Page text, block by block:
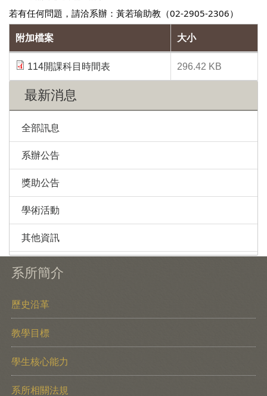
若有任何問題，請洽系辦：黃若瑜助教（02-2905-2306）
附加檔案 大小
114開課科目時間表 296.42 KB
最新消息
全部訊息
系辦公告
獎助公告
學術活動
其他資訊
系所簡介
歷史沿革
教學目標
學生核心能力
系所相關法規